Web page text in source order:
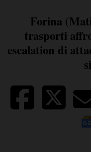
Forina
trasporti
escalation di